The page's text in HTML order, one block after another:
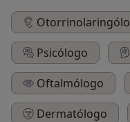
Psicólogo
Oftalmólogo
Dermatólogo